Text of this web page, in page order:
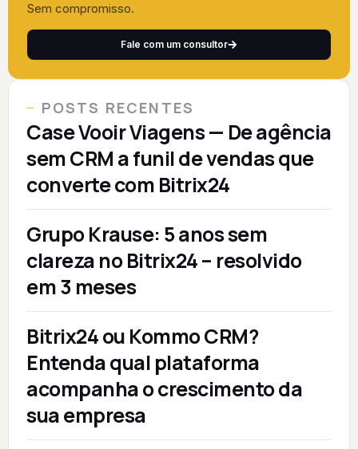
Sem compromisso.
Fale com um consultor
POSTS RECENTES
Case Vooir Viagens — De agência
sem CRM a funil de vendas que
converte com Bitrix24
Grupo Krause: 5 anos sem
clareza no Bitrix24 – resolvido
em 3 meses
Bitrix24 ou Kommo CRM?
Entenda qual plataforma
acompanha o crescimento da
sua empresa